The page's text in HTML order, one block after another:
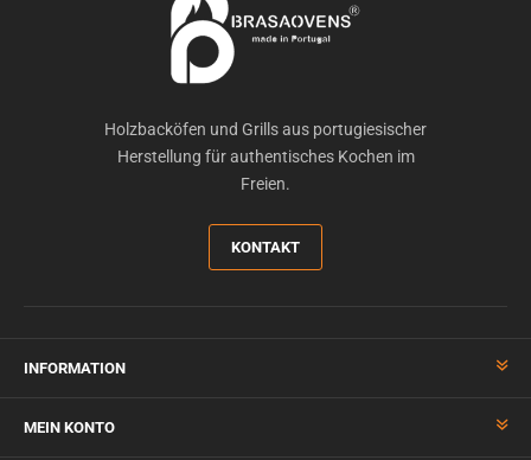
Holzbacköfen und Grills aus portugiesischer
Herstellung für authentisches Kochen im
Freien.
KONTAKT
INFORMATION
MEIN KONTO